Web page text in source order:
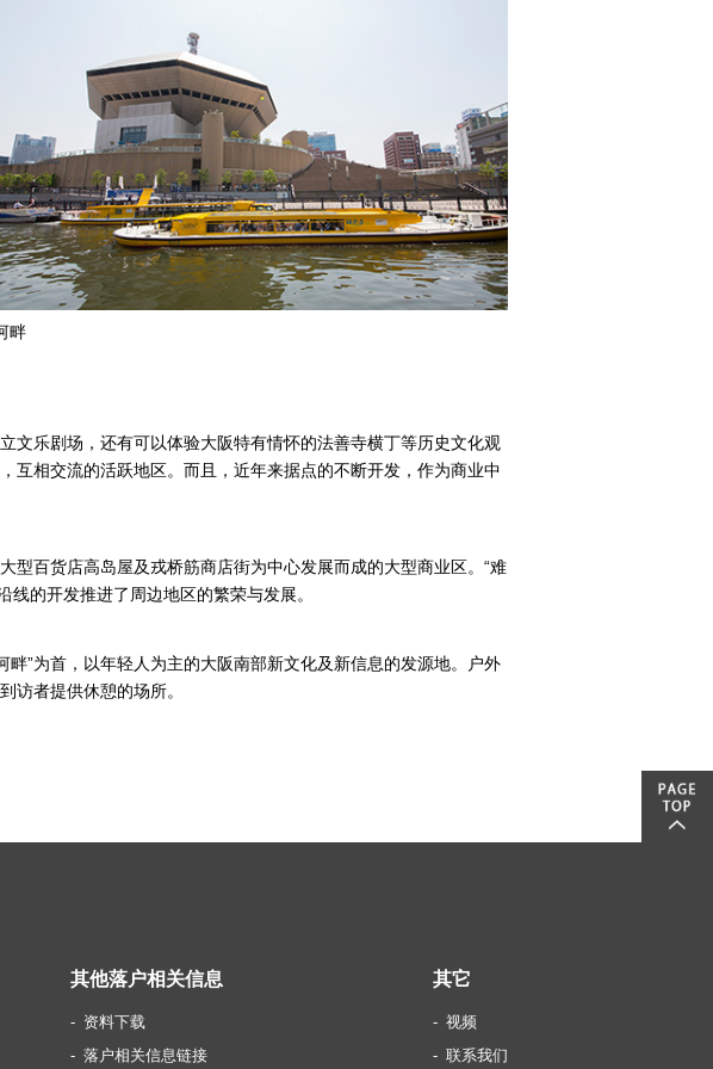
畔
文乐剧场，还有可以体验大阪特有情怀的法善寺横丁等历史文化观
互相交流的活跃地区。而且，近年来据点的不断开发，作为商业中
百货店高岛屋及戎桥筋商店街为中心发展而成的大型商业区。“难
的开发推进了周边地区的繁荣与发展。
”为首，以年轻人为主的大阪南部新文化及新信息的发源地。户外
访者提供休憩的场所。
其他落户相关信息
资料下载
落户相关信息链接
其它
视频
联系我们